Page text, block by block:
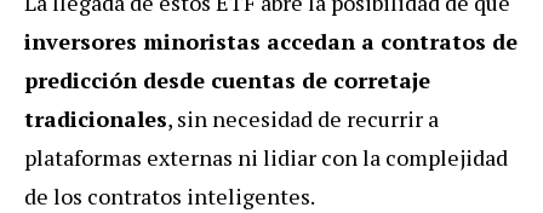
inversores minoristas accedan a contratos de
predicción desde cuentas de corretaje
tradicionales, sin necesidad de recurrir a
plataformas externas ni lidiar con la complejidad
de los contratos inteligentes.